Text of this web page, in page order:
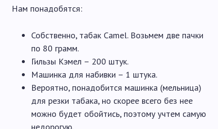
Нам понадобятся:
Собственно, табак Camel. Возьмем две пачки
по 80 грамм.
Гильзы Кэмел – 200 штук.
Машинка для набивки – 1 штука.
Вероятно, понадобится машинка (мельница)
для резки табака, но скорее всего без нее
можно будет обойтись, поэтому учтем самую